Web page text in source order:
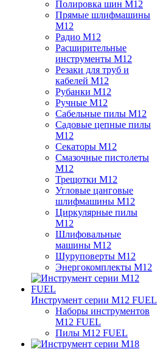
Полировка шин M12
Прямые шлифмашины
M12
Радио M12
Расширительные
инструменты M12
Резаки для труб и
кабелей M12
Рубанки M12
Ручные M12
Сабельные пилы M12
Садовые цепные пилы
M12
Секаторы M12
Смазочные пистолеты
M12
Трещотки M12
Угловые цанговые
шлифмашины M12
Циркулярные пилы
M12
Шлифовальные
машины M12
Шуруповерты M12
Энергокомплекты M12
Инструмент серии M12 FUEL
Наборы инструментов
M12 FUEL
Пилы M12 FUEL